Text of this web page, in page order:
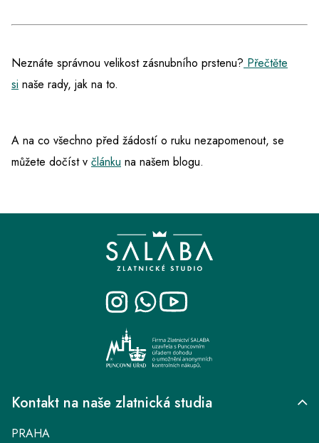
Neznáte správnou velikost zásnubního prstenu? Přečtěte
si naše rady, jak na to.
A na co všechno před žádostí o ruku nezapomenout, se
můžete dočíst v článku na našem blogu.
Kontakt na naše zlatnická studia
PRAHA